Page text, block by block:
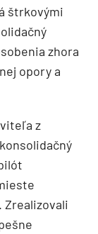
štrkovými
zhora
opory a
z
Zrealizovali